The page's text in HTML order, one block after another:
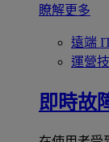
瞭解更多
遠端
運營
即時故